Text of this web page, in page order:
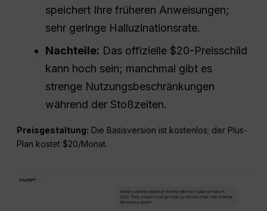
speichert Ihre früheren Anweisungen;
sehr geringe Halluzinationsrate.
Nachteile: Das offizielle $20-Preisschild
kann hoch sein; manchmal gibt es
strenge Nutzungsbeschränkungen
während der Stoßzeiten.
Preisgestaltung: Die Basisversion ist kostenlos; der Plus-
Plan kostet $20/Monat.